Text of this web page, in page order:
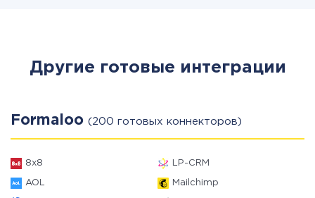
Другие готовые интеграции
Formaloo (200 готовых коннекторов)
8x8 LP-CRM
AOL Mailchimp